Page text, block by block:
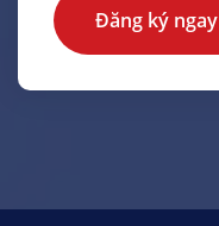
Đăng ký ngay